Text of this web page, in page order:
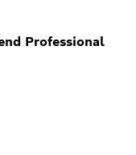
Professional